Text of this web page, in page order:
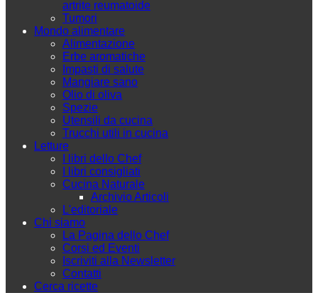
artrite reumatoide
Tumori
Mondo alimentare
Alimentazione
Erbe aromatiche
Impasti di salute
Mangiare sano
Olio di oliva
Spezie
Utensili da cucina
Trucchi utili in cucina
Letture
I libri dello Chef
I libri consigliati
Cucina Naturale
Archivio Articoli
L'editoriale
Chi siamo
La Pagina dello Chef
Corsi ed Eventi
Iscriviti alla Newsletter
Contatti
Cerca ricette